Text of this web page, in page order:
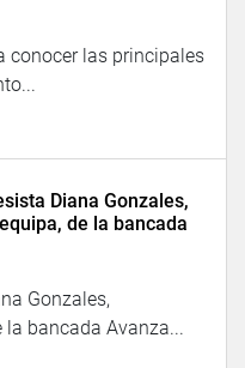
conocer las principales
Diana Gonzales,
de la bancada
Gonzales,
la bancada Avanza...